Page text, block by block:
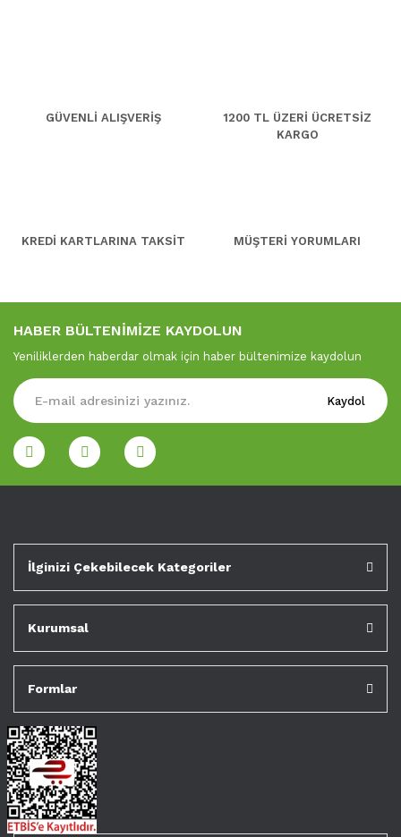
GÜVENLİ ALIŞVERİŞ
1200 TL ÜZERİ ÜCRETSİZ
KARGO
KREDİ KARTLARINA TAKSİT MÜŞTERİ YORUMLARI
HABER BÜLTENİMİZE KAYDOLUN
Yeniliklerden haberdar olmak için haber bültenimize kaydolun
Kaydol
İlginizi Çekebilecek Kategoriler
Kurumsal
Formlar